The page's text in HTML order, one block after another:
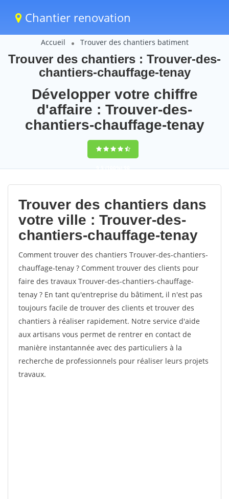
Chantier renovation
Accueil Trouver des chantiers batiment
Trouver des chantiers : Trouver-des-
chantiers-chauffage-tenay
Développer votre chiffre
d'affaire : Trouver-des-
chantiers-chauffage-tenay
9,5(100%)90
votes
Trouver des chantiers dans
votre ville : Trouver-des-
chantiers-chauffage-tenay
Comment trouver des chantiers Trouver-des-chantiers-
chauffage-tenay ? Comment trouver des clients pour
faire des travaux Trouver-des-chantiers-chauffage-
tenay ? En tant qu'entreprise du bâtiment, il n'est pas
toujours facile de trouver des clients et trouver des
chantiers à réaliser rapidement. Notre service d'aide
aux artisans vous permet de rentrer en contact de
manière instantannée avec des particuliers à la
recherche de professionnels pour réaliser leurs projets
travaux.